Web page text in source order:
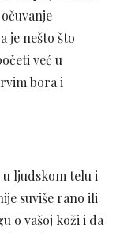
je nešto što
već u
bora i
u ljudskom telu i
suviše rano ili
o vašoj koži i da